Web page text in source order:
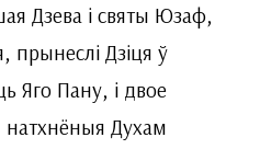
Дзева і святы Юзаф,
прынеслі Дзіця ў
Яго Пану, і двое
натхнёныя Духам